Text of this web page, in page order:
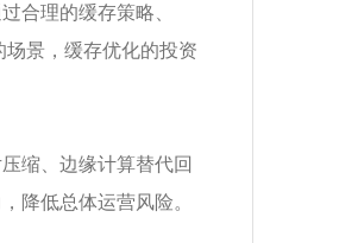
合理的缓存策略、
景，缓存优化的投资
缩、边缘计算替代回
降低总体运营风险。